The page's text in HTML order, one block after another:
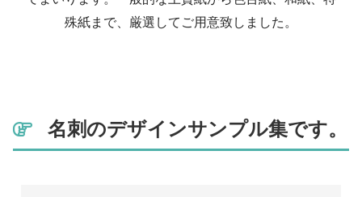
殊紙まで、厳選してご用意致しました。
名刺のデザインサンプル集です。